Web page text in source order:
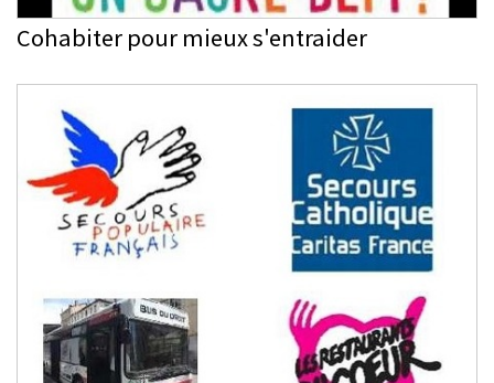
Cohabiter pour mieux s'entraider